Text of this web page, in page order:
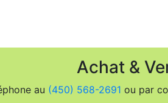
Achat &
au (450) 568-2691 ou par